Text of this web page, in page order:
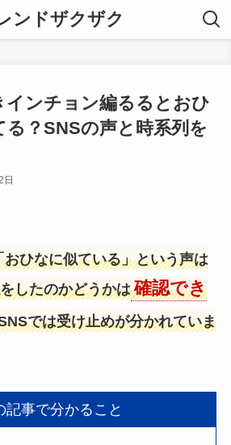
ンドザクザク
インチョン編るるとおひ
る？SNSの声と時系列を
日
ひなに似ている」という声は
したのかどうかは 確認でき
では受け止めが分かれていま
記事で分かること